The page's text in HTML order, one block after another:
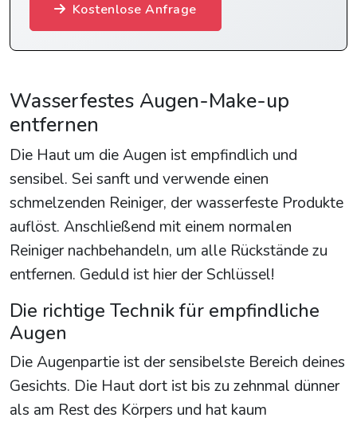
Kostenlose Anfrage
Wasserfestes Augen-Make-up
entfernen
Die Haut um die Augen ist empfindlich und
sensibel. Sei sanft und verwende einen
schmelzenden Reiniger, der wasserfeste Produkte
auflöst. Anschließend mit einem normalen
Reiniger nachbehandeln, um alle Rückstände zu
entfernen. Geduld ist hier der Schlüssel!
Die richtige Technik für empfindliche
Augen
Die Augenpartie ist der sensibelste Bereich deines
Gesichts. Die Haut dort ist bis zu zehnmal dünner
als am Rest des Körpers und hat kaum